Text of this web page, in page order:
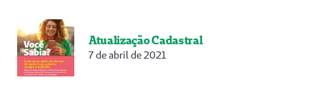
Atualização Cadastral
7 de abril de 2021